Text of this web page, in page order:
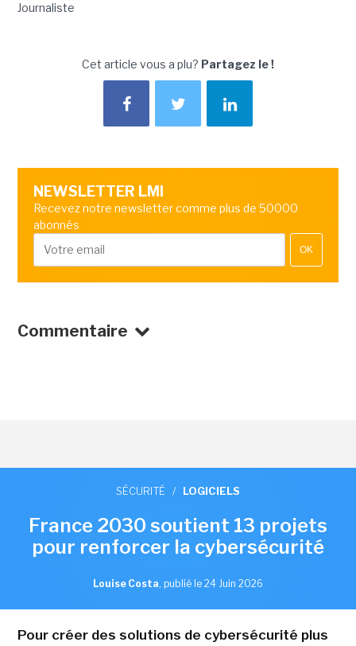
Journaliste
Cet article vous a plu? Partagez le !
NEWSLETTER LMI
Recevez notre newsletter comme plus de 50000
abonnés
OK
Commentaire
SÉCURITÉ / LOGICIELS
France 2030 soutient 13 projets
pour renforcer la cybersécurité
Louise Costa, publié le 24 Juin 2026
Pour créer des solutions de cybersécurité plus